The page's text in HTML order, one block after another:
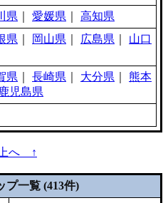
県 愛媛県 高知県
県 岡山県 広島県
山口
県 長崎県 大分県
熊本
鹿児島県
へ ↑
プ一覧 (413件)